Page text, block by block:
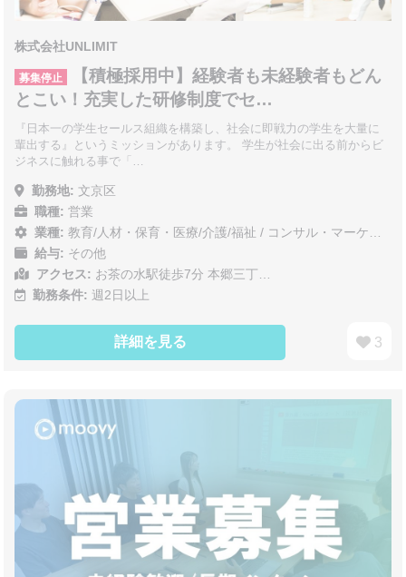
株式会社UNLIMIT
募集停止
【積極採用中】経験者も未経験者もどん
とこい！充実した研修制度でセ…
『日本一の学生セールス組織を構築し、社会に即戦力の学生を大量に
輩出する』というミッションがあります。 学生が社会に出る前からビ
ジネスに触れる事で「…
勤務地: 文京区
職種: 営業
業種: 教育/人材・保育・医療/介護/福祉 / コンサル・マーケティング
給与: その他
アクセス: お茶の水駅徒歩7分 本郷三丁…
勤務条件: 週2日以上
詳細を見る 3